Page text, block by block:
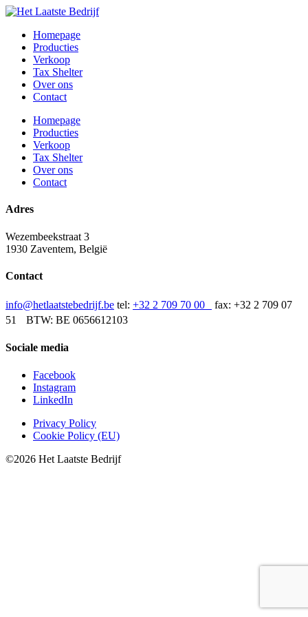
Homepage
Producties
Verkoop
Tax Shelter
Over ons
Contact
Homepage
Producties
Verkoop
Tax Shelter
Over ons
Contact
Adres
Wezembeekstraat 3
1930 Zaventem, België
Contact
info@hetlaatstebedrijf.be tel: +32 2 709 70 00
fax: +32 2 709 07
51
BTW: BE 0656612103
Sociale media
Facebook
Instagram
LinkedIn
Privacy Policy
Cookie Policy (EU)
©2026 Het Laatste Bedrijf